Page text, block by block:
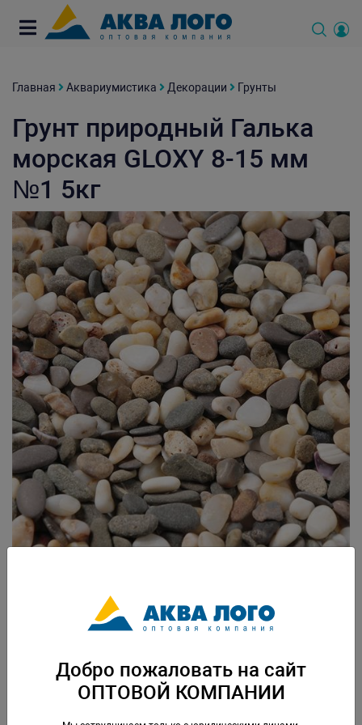
Главная Аквариумистика Декорации Грунты
Грунт природный Галька
морская GLOXY 8-15 мм
№1 5кг
Натуральный природный грунт. Применяется в аквариумистике,
террариумистике, флористике. Перед использованием рекомендуется
Скачать каталогДобро пожаловать на сайт
ОПТОВОЙ КОМПАНИИ